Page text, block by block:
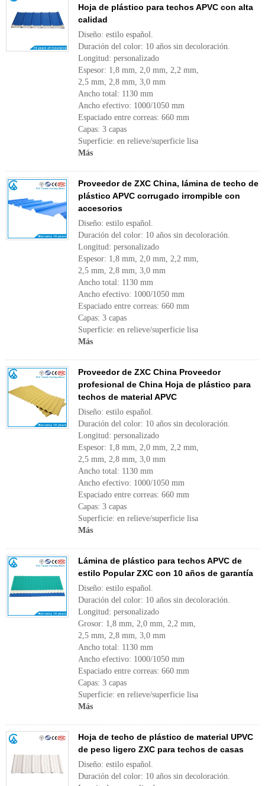
Hoja de plástico para techos APVC con alta
calidad
Diseño: estilo español.
Duración del color: 10 años sin decoloración.
Longitud: personalizado
Espesor: 1,8 mm, 2,0 mm, 2,2 mm,
2,5 mm, 2,8 mm, 3,0 mm
Ancho total: 1130 mm
Ancho efectivo: 1000/1050 mm
Espaciado entre correas: 660 mm
Capas: 3 capas
Superficie: en relieve/superficie lisa
Más
Proveedor de ZXC China, lámina de techo de
plástico APVC corrugado irrompible con
accesorios
Diseño: estilo español.
Duración del color: 10 años sin decoloración.
Longitud: personalizado
Espesor: 1,8 mm, 2,0 mm, 2,2 mm,
2,5 mm, 2,8 mm, 3,0 mm
Ancho total: 1130 mm
Ancho efectivo: 1000/1050 mm
Espaciado entre correas: 660 mm
Capas: 3 capas
Superficie: en relieve/superficie lisa
Más
Proveedor de ZXC China Proveedor
profesional de China Hoja de plástico para
techos de material APVC
Diseño: estilo español.
Duración del color: 10 años sin decoloración.
Longitud: personalizado
Espesor: 1,8 mm, 2,0 mm, 2,2 mm,
2,5 mm, 2,8 mm, 3,0 mm
Ancho total: 1130 mm
Ancho efectivo: 1000/1050 mm
Espaciado entre correas: 660 mm
Capas: 3 capas
Superficie: en relieve/superficie lisa
Más
Lámina de plástico para techos APVC de
estilo Popular ZXC con 10 años de garantía
Diseño: estilo español.
Duración del color: 10 años sin decoloración.
Longitud: personalizado
Grosor: 1,8 mm, 2,0 mm, 2,2 mm,
2,5 mm, 2,8 mm, 3,0 mm
Ancho total: 1130 mm
Ancho efectivo: 1000/1050 mm
Espaciado entre correas: 660 mm
Capas: 3 capas
Superficie: en relieve/superficie lisa
Más
Hoja de techo de plástico de material UPVC
de peso ligero ZXC para techos de casas
Diseño: estilo español.
Duración del color: 10 años sin decoloración.